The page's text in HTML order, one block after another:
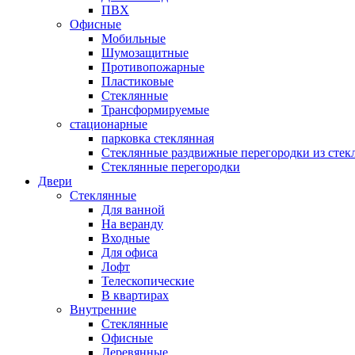
ПВХ
Офисные
Мобильные
Шумозащитные
Противопожарные
Пластиковые
Стеклянные
Трансформируемые
стационарные
парковка стеклянная
Стеклянные раздвижные перегородки из
Стеклянные перегородки
Двери
Стеклянные
Для ванной
На веранду
Входные
Для офиса
Лофт
Телескопические
В квартирах
Внутренние
Стеклянные
Офисные
Деревянные